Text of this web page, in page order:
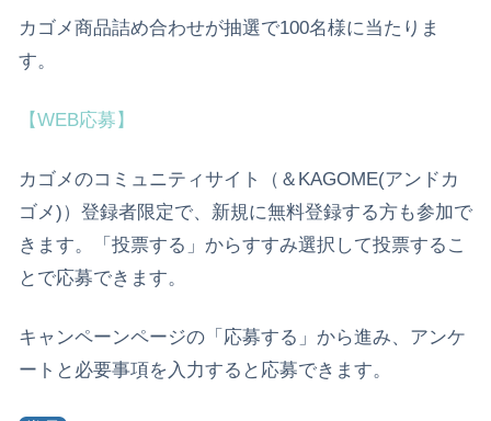
カゴメ商品詰め合わせが抽選で100名様に当たりま
す。
【WEB応募】
カゴメのコミュニティサイト（＆KAGOME(アンドカ
ゴメ)）登録者限定で、新規に無料登録する方も参加で
きます。「投票する」からすすみ選択して投票するこ
とで応募できます。
キャンペーンページの「応募する」から進み、アンケ
ートと必要事項を入力すると応募できます。